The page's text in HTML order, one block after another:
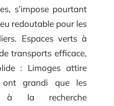
s’impose pourtant
redoutable pour les
Espaces verts à
transports efficace,
: Limoges attire
grandi que les
à la recherche